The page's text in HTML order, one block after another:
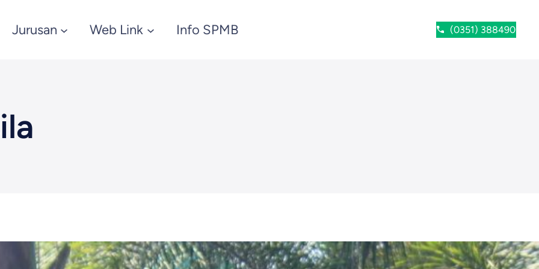
Jurusan Web Link Info SPMB (0351) 388490